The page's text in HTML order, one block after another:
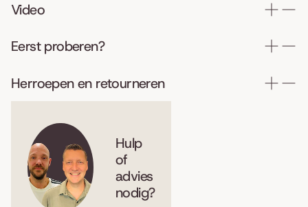
Video
Eerst proberen?
Herroepen en retourneren
Hulp
of
advies
nodig?